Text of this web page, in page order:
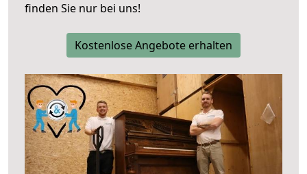
finden Sie nur bei uns!
Kostenlose Angebote erhalten